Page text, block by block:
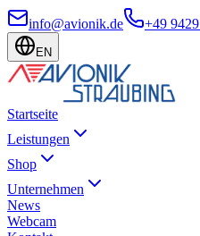
info@avionik.de +49
EN
Startseite
Leistungen
Shop
Unternehmen
News
Webcam